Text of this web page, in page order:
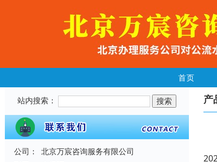
首页
站内搜索：
公司：
北京万宸咨询服务有限公司
产